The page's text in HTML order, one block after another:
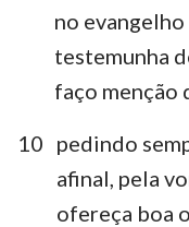
no evangelho
testemunha
faço menção
10 pedindo
afinal, pela
ofereça boa